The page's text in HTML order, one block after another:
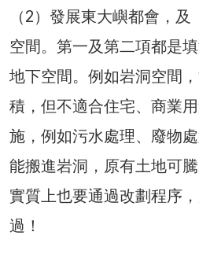
（2）發展東大嶼都會，
空間。第一及第二項都是
地下空間。例如岩洞空間
積，但不適合住宅、商業
施，例如污水處理、廢物
能搬進岩洞，原有土地可
實質上也要通過改劃程序
過！